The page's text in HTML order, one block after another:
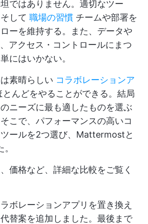
ではありません。適切なツー
して 職場の習慣 チームや部署を
ーを維持する。また、データや
アクセス・コントロールにまつ
にはいかない。
素晴らしい コラボレーションア
とんどをやることができる。結局
ニーズに最も適したものを選ぶ
こで、パフォーマンスの高いコ
ールを2つ選び、Mattermostと
価格など、詳細な比較をご覧く
ボレーションアプリを置き換え
替案を追加しました。最後まで